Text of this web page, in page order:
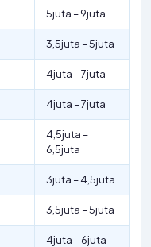
5juta – 9juta
3,5juta – 5juta
4juta – 7juta
4juta – 7juta
4,5juta –
6,5juta
3juta – 4,5juta
3,5juta – 5juta
4juta – 6juta